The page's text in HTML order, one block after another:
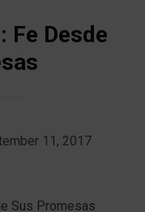
Fe Desde
11, 2017